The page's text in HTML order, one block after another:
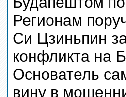
Регионам
Си Цзиньпин
конфликта на
Основатель
вину в